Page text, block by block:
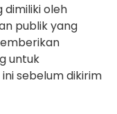
dimiliki oleh
publik yang
untuk
sebelum dikirim